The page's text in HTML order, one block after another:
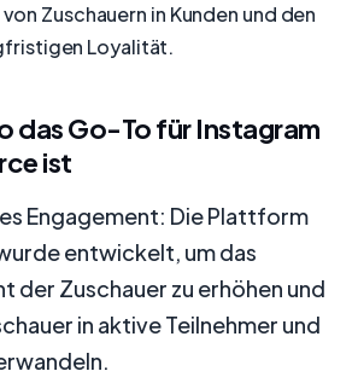
Zuschauern in Kunden und den
Loyalität.
das Go-To für Instagram
ist
Engagement: Die Plattform
entwickelt, um das
der Zuschauer zu erhöhen und
in aktive Teilnehmer und